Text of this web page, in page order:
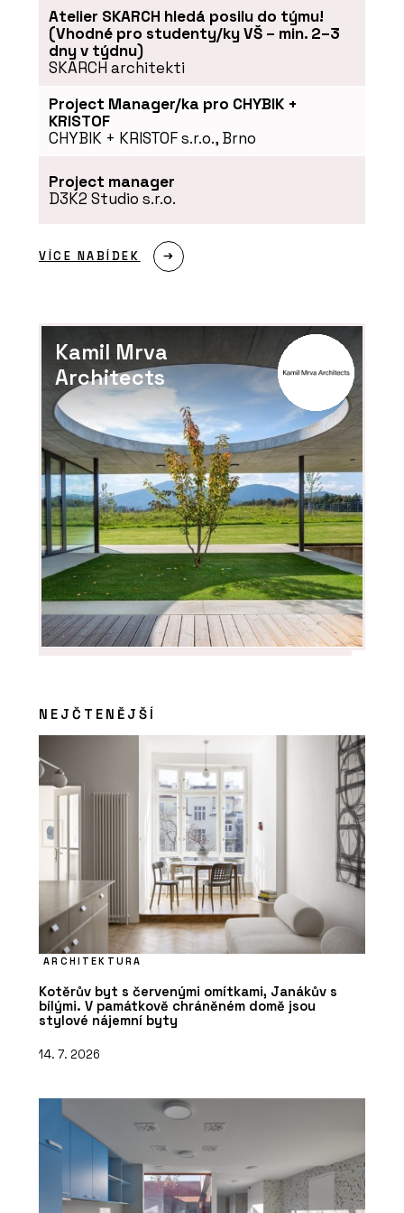
Atelier SKARCH hledá posilu do týmu!
(Vhodné pro studenty/ky VŠ – min. 2–3
dny v týdnu)
SKARCH architekti
Project Manager/ka pro CHYBIK +
KRISTOF
CHYBIK + KRISTOF s.r.o., Brno
Project manager
D3K2 Studio s.r.o.
VÍCE NABÍDEK
Kamil Mrva
Architects
NEJČTENĚJŠÍ
ARCHITEKTURA
Kotěrův byt s červenými omítkami, Janákův s
bílými. V památkově chráněném domě jsou
stylové nájemní byty
14. 7. 2026